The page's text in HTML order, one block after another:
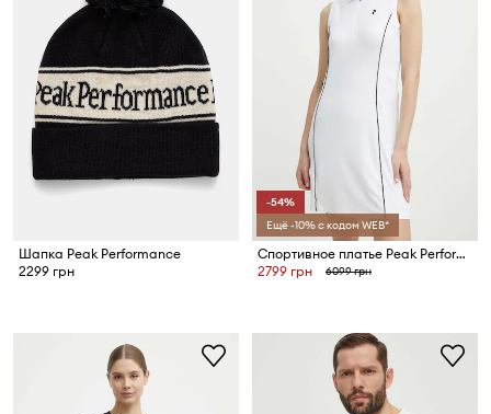
Шапка Peak Performance
2299 грн
-54%
Ещё -10% с кодом WEB*
Спортивное платье Peak Performance Pique
2799 грн
6099 грн